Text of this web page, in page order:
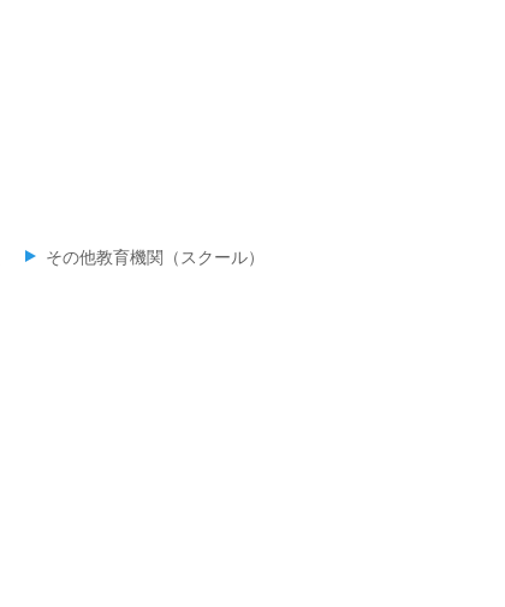
その他教育機関（スクール）